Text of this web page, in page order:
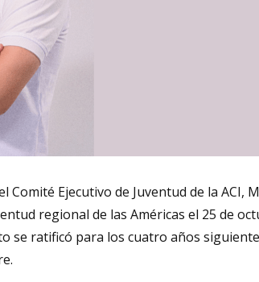
Ejecutivo de Juventud de la ACI,
regional de las Américas el 25 de
se ratificó para los cuatro años